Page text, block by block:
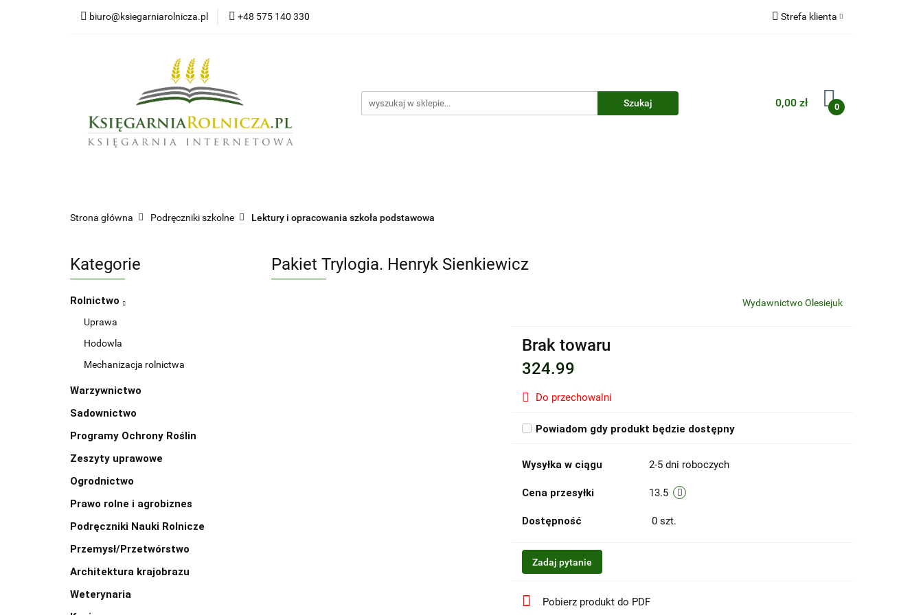
biuro@ksiegarniarolnicza.pl +48 575 140 330 Strefa klienta
Dodaj zgłoszenie
Zgody cookies
0,00 zł 0
Strona główna Podręczniki szkolne Lektury i opracowania szkoła podstawowa
Kategorie
Rolnictwo
Uprawa
Hodowla
Mechanizacja rolnictwa
Warzywnictwo
Sadownictwo
Programy Ochrony Roślin
Zeszyty uprawowe
Ogrodnictwo
Prawo rolne i agrobiznes
Podręczniki Nauki Rolnicze
Przemysł/Przetwórstwo
Architektura krajobrazu
Weterynaria
Pakiet Trylogia. Henryk Sienkiewicz
Wydawnictwo Olesiejuk
Brak towaru
324.99
Do przechowalni
Powiadom gdy produkt będzie dostępny
Wysyłka w ciągu 2-5 dni roboczych
Cena przesyłki 13.5
Dostępność 0 szt.
Zadaj pytanie
Pobierz produkt do PDF